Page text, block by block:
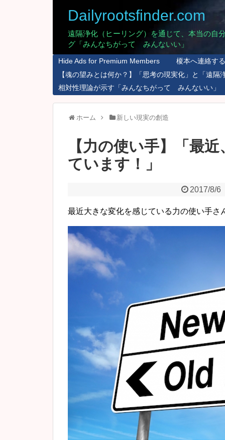
Dailyrootsfinder.com
遠隔浄化（ヒーリング）を通じて、本当の
グ「みんなちがって みんないい」
Hide Ads for Premium Members
榎本へ連絡す
【魂の望みとは何か？】「思考の現実化」と「遠隔
相対性理論が示す「みんなちがって みんないい」
ホーム 新しい現実の創造
【力の使い手】「最
ています！」
2017/8/6
最近大きな変化を感じている力の使い手さ